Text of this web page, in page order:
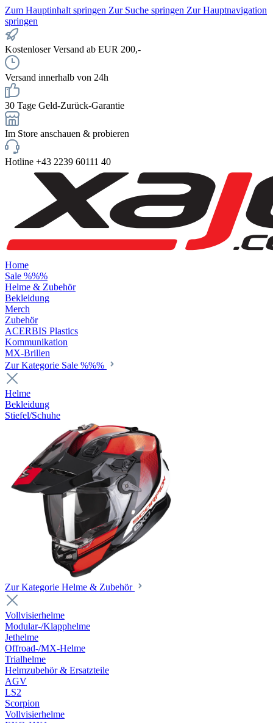
Zum Hauptinhalt springen Zur Suche springen Zur Hauptnavigation
springen
Kostenloser Versand ab EUR 200,-
Versand innerhalb von 24h
30 Tage Geld-Zurück-Garantie
Im Store anschauen & probieren
Hotline +43 2239 60111 40
Home
Sale %%%
Helme & Zubehör
Bekleidung
Merch
Zubehör
ACERBIS Plastics
Kommunikation
MX-Brillen
Zur Kategorie Sale %%%
Helme
Bekleidung
Stiefel/Schuhe
Zur Kategorie Helme & Zubehör
Vollvisierhelme
Modular-/Klapphelme
Jethelme
Offroad-/MX-Helme
Trialhelme
Helmzubehör & Ersatzteile
AGV
LS2
Scorpion
Vollvisierhelme